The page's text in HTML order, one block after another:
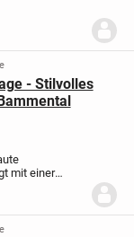
große
- Stilvolles
mit einer
durchdachten
Wohnfläche